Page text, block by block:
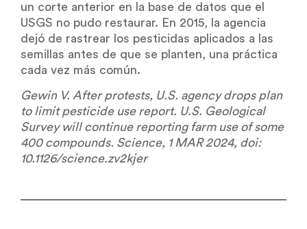
un corte anterior en la base de datos que el
USGS no pudo restaurar. En 2015, la agencia
dejó de rastrear los pesticidas aplicados a las
semillas antes de que se planten, una práctica
cada vez más común.
Gewin V. After protests, U.S. agency drops plan
to limit pesticide use report. U.S. Geological
Survey will continue reporting farm use of some
400 compounds. Science, 1 MAR 2024, doi:
10.1126/science.zv2kjer